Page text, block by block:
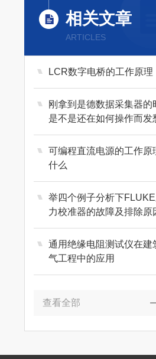
相关文章
ARTICLES
LCR数字电桥的工作原理
刚拿到是德数据采集器的
是不是还在如何操作而发
可编程直流电源的工作原
什么
举四个例子分析下
力校准器的故障及排除原
通用绝缘电阻测试仪在建
气工程中的应用
查看全部